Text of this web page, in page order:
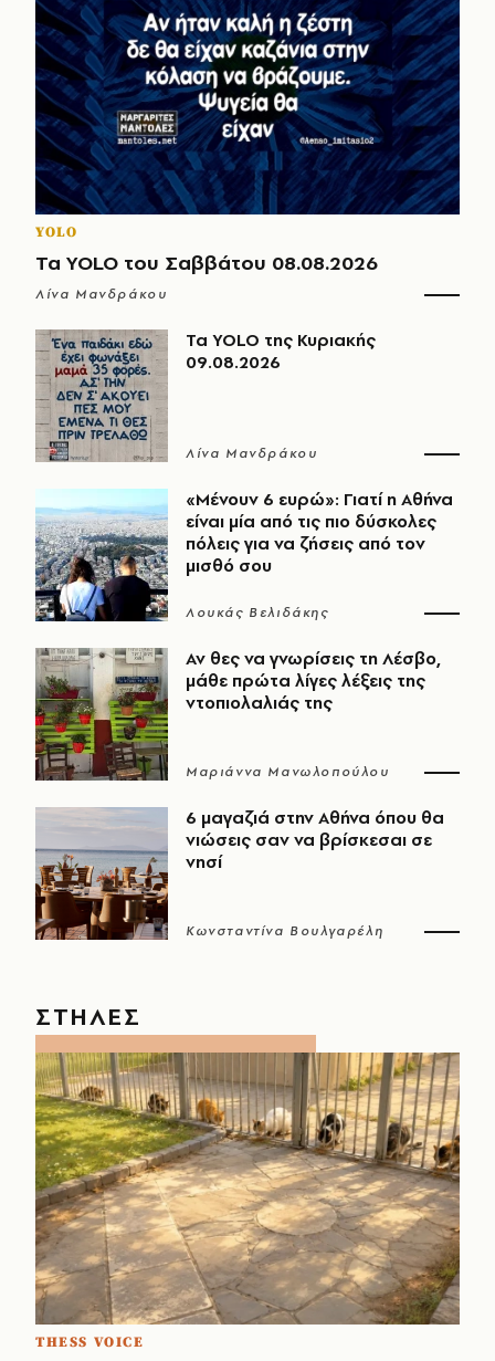
YOLO
Τα YOLO του Σαββάτου 08.08.2026
Λίνα Μανδράκου
Τα YOLO της Κυριακής
09.08.2026
Λίνα Μανδράκου
«Μένουν 6 ευρώ»: Γιατί η Αθήνα
είναι μία από τις πιο δύσκολες
πόλεις για να ζήσεις από τον
μισθό σου
Λουκάς Βελιδάκης
Αν θες να γνωρίσεις τη Λέσβο,
μάθε πρώτα λίγες λέξεις της
ντοπιολαλιάς της
Μαριάννα Μανωλοπούλου
6 μαγαζιά στην Αθήνα όπου θα
νιώσεις σαν να βρίσκεσαι σε
νησί
Κωνσταντίνα Βουλγαρέλη
ΣΤΗΛΕΣ
THESS VOICE